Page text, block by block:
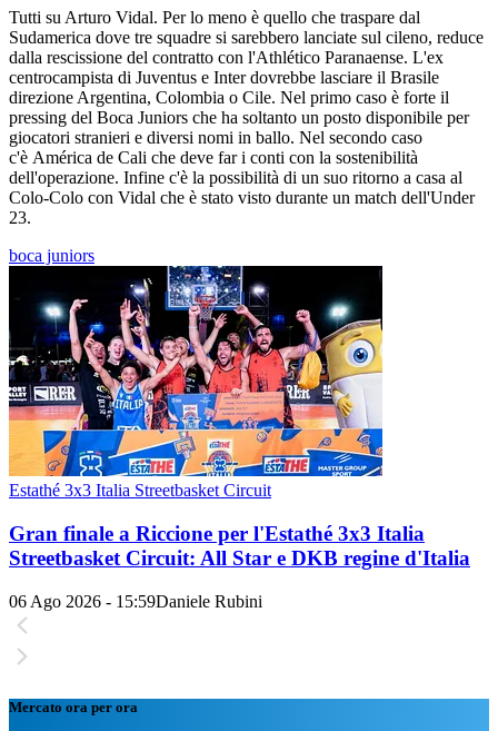
Tutti su Arturo Vidal. Per lo meno è quello che traspare dal
Sudamerica dove tre squadre si sarebbero lanciate sul cileno, reduce
dalla rescissione del contratto con l'Athlético Paranaense. L'ex
centrocampista di Juventus e Inter dovrebbe lasciare il Brasile
direzione Argentina, Colombia o Cile. Nel primo caso è forte il
pressing del Boca Juniors che ha soltanto un posto disponibile per
giocatori stranieri e diversi nomi in ballo. Nel secondo caso
c'è América de Cali che deve far i conti con la sostenibilità
dell'operazione. Infine c'è la possibilità di un suo ritorno a casa al
Colo-Colo con Vidal che è stato visto durante un match dell'Under
23.
boca juniors
Estathé 3x3 Italia Streetbasket Circuit
Gran finale a Riccione per l'Estathé 3x3 Italia
Streetbasket Circuit: All Star e DKB regine d'Italia
06 Ago 2026 - 15:59Daniele Rubini
Mercato ora per ora